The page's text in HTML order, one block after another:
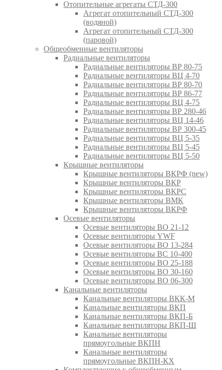
Отопительные агрегаты СТД-300
Агрегат отопительный СТД-300
(водяной)
Агрегат отопительный СТД-300
(паровой)
Общеобменные вентиляторы
Радиальные вентиляторы
Радиальные вентиляторы ВР 80-75
Радиальные вентиляторы ВЦ 4-70
Радиальные вентиляторы ВР 80-70
Радиальные вентиляторы ВР 86-77
Радиальные вентиляторы ВЦ 4-75
Радиальные вентиляторы ВР 280-46
Радиальные вентиляторы ВЦ 14-46
Радиальные вентиляторы ВР 300-45
Радиальные вентиляторы ВЦ 5-35
Радиальные вентиляторы ВЦ 5-45
Радиальные вентиляторы ВЦ 5-50
Крышные вентиляторы
Крышные вентиляторы ВКРФ (new)
Крышные вентиляторы ВКР
Крышные вентиляторы ВКРС
Крышные вентиляторы ВМК
Крышные вентиляторы ВКРФ
Осевые вентиляторы
Осевые вентиляторы ВО 21-12
Осевые вентиляторы YWF
Осевые вентиляторы ВО 13-284
Осевые вентиляторы ВС 10-400
Осевые вентиляторы ВО 25-188
Осевые вентиляторы ВО 30-160
Осевые вентиляторы ВО 06-300
Канальные вентиляторы
Канальные вентиляторы ВКК-М
Канальные вентиляторы ВКП
Канальные вентиляторы ВКП-Б
Канальные вентиляторы ВКП-Ш
Канальные вентиляторы
прямоугольные ВКПН
Канальные вентиляторы
прямоугольные ВКПН-КХ